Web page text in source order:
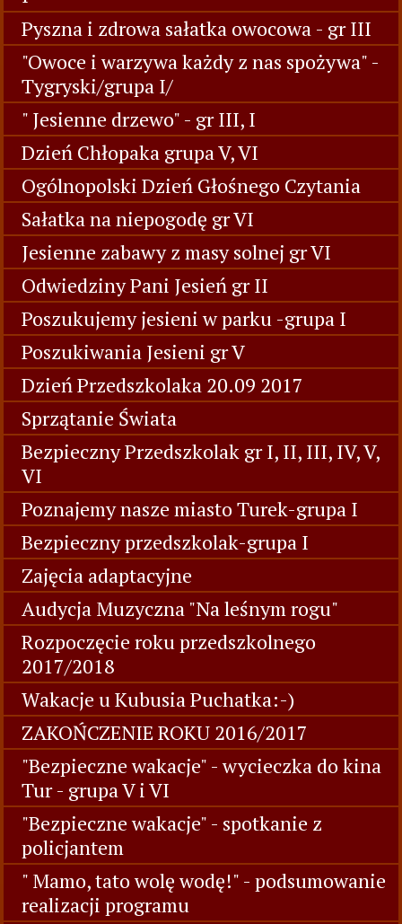
Pyszna i zdrowa sałatka owocowa - gr III
"Owoce i warzywa każdy z nas spożywa" -
Tygryski/grupa I/
" Jesienne drzewo" - gr III, I
Dzień Chłopaka grupa V, VI
Ogólnopolski Dzień Głośnego Czytania
Sałatka na niepogodę gr VI
Jesienne zabawy z masy solnej gr VI
Odwiedziny Pani Jesień gr II
Poszukujemy jesieni w parku -grupa I
Poszukiwania Jesieni gr V
Dzień Przedszkolaka 20.09 2017
Sprzątanie Świata
Bezpieczny Przedszkolak gr I, II, III, IV, V,
VI
Poznajemy nasze miasto Turek-grupa I
Bezpieczny przedszkolak-grupa I
Zajęcia adaptacyjne
Audycja Muzyczna "Na leśnym rogu"
Rozpoczęcie roku przedszkolnego
2017/2018
Wakacje u Kubusia Puchatka:-)
ZAKOŃCZENIE ROKU 2016/2017
"Bezpieczne wakacje" - wycieczka do kina
Tur - grupa V i VI
"Bezpieczne wakacje" - spotkanie z
policjantem
" Mamo, tato wolę wodę!" - podsumowanie
realizacji programu